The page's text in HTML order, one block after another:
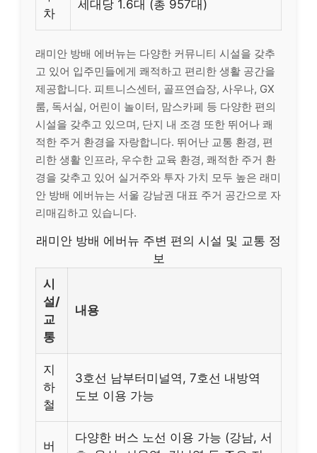
차
세대당 1.6대 (총 957대)
래미안 방배 에버뉴는 다양한 커뮤니티 시설을 갖추
고 있어 입주민들에게 쾌적하고 편리한 생활 공간을
제공합니다. 피트니스센터, 골프연습장, 사우나, GX
룸, 독서실, 어린이 놀이터, 맘스카페 등 다양한 편의
시설을 갖추고 있으며, 단지 내 조경 또한 뛰어나 쾌
적한 주거 환경을 자랑합니다. 뛰어난 교통 환경, 편
리한 생활 인프라, 우수한 교육 환경, 쾌적한 주거 환
경을 갖추고 있어 실거주와 투자 가치 모두 높은 래미
안 방배 에버뉴는 서울 강남권 대표 주거 공간으로 자
리매김하고 있습니다.
래미안 방배 에버뉴 주변 편의 시설 및 교통 정
보
시
설/
교
통
내용
지
하
철
3호선 남부터미널역, 7호선 내방역
도보 이용 가능
버
다양한 버스 노선 이용 가능 (강남, 서